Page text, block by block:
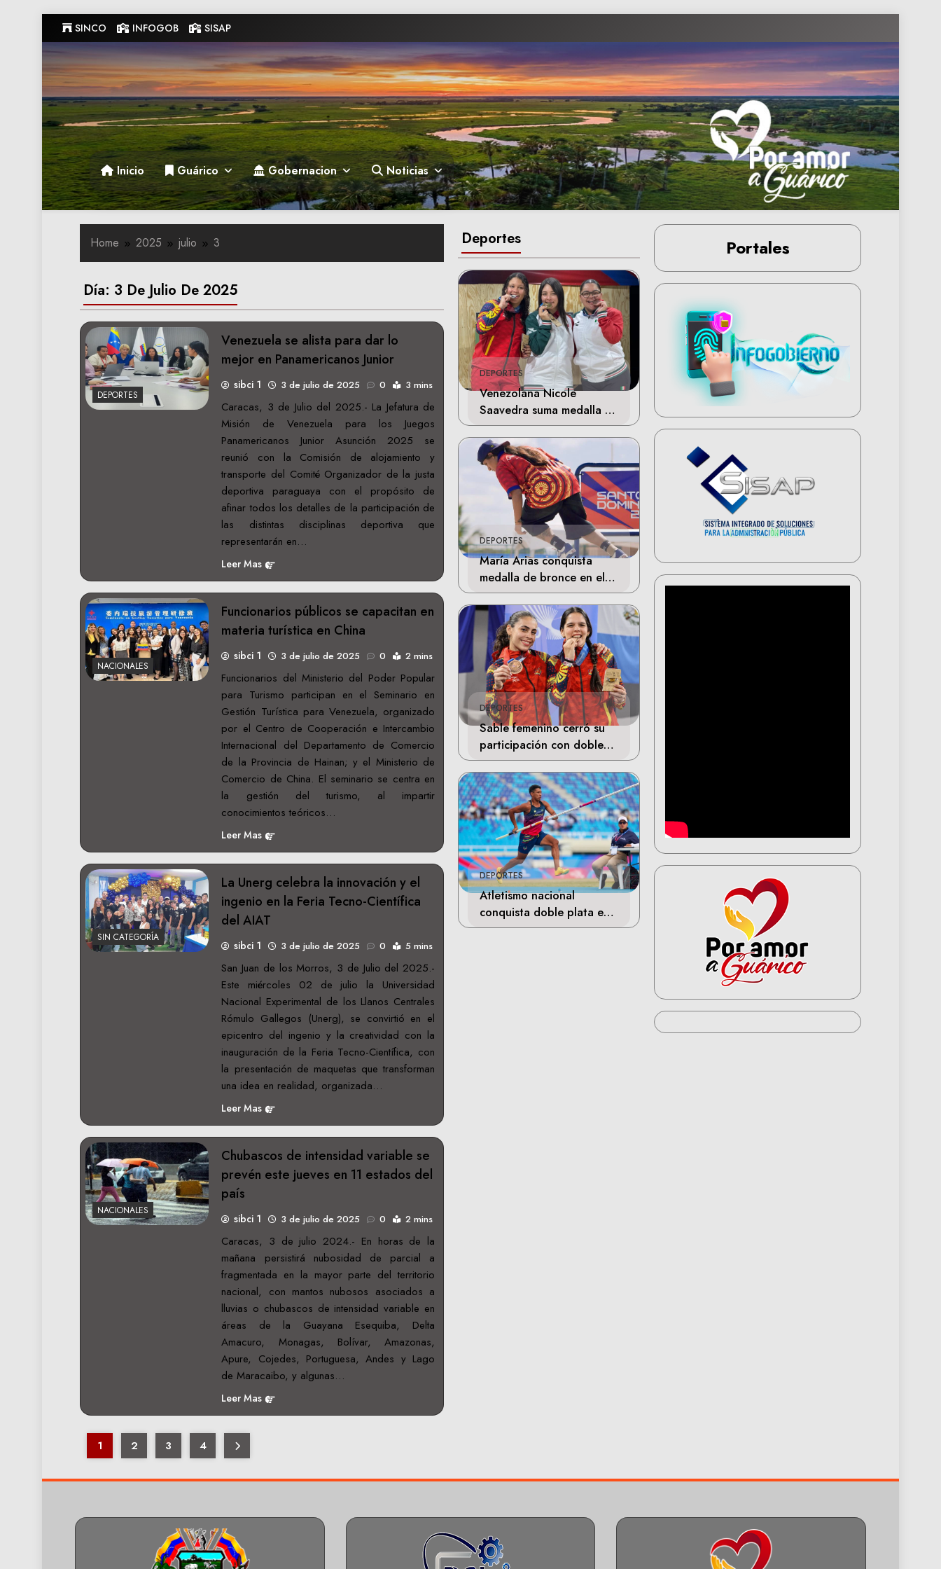
to
content
SINCO INFOGOB SISAP
Gobernacion de Guarico
Gobernacion de Guarico
Inicio Guárico Gobernacion Noticias
Deportes
DEPORTES
Venezolana Nicole
Saavedra suma medalla de
plata en la final de Tiro
Deportivo
DEPORTES
María Arias conquista
medalla de bronce en el
skateboarding de los
Juegos Centroamericanos
DEPORTES
Sable femenino cerró su
participación con doble
bronce en Santo Domingo
DEPORTES
Atletismo nacional
conquista doble plata en
Santo Domingo
Home 2025 julio 3
Día: 3 De Julio De 2025
DEPORTES
Venezuela se alista para dar lo
mejor en Panamericanos Junior
sibci 1 3 de julio de 2025 0 3 mins
Caracas, 3 de Julio del 2025.- La Jefatura de
Misión de Venezuela para los Juegos
Panamericanos Junior Asunción 2025 se
reunió con la Comisión de alojamiento y
transporte del Comité Organizador de la justa
deportiva paraguaya con el propósito de
afinar todos los detalles de la participación de
las distintas disciplinas deportiva que
representarán en…
Leer Mas
NACIONALES
Funcionarios públicos se capacitan en
materia turística en China
sibci 1 3 de julio de 2025 0 2 mins
Funcionarios del Ministerio del Poder Popular
para Turismo participan en el Seminario en
Gestión Turística para Venezuela, organizado
por el Centro de Cooperación e Intercambio
Internacional del Departamento de Comercio
de la Provincia de Hainan; y el Ministerio de
Comercio de China. El seminario se centra en
la gestión del turismo, al impartir
conocimientos teóricos…
Leer Mas
SIN CATEGORÍA
La Unerg celebra la innovación y el
ingenio en la Feria Tecno-Científica
del AIAT
sibci 1 3 de julio de 2025 0 5 mins
San Juan de los Morros, 3 de Julio del 2025.-
Este miércoles 02 de julio la Universidad
Nacional Experimental de los Llanos Centrales
Rómulo Gallegos (Unerg), se convirtió en el
epicentro del ingenio y la creatividad con la
inauguración de la Feria Tecno-Científica, con
la presentación de maquetas que transforman
una idea en realidad, organizada…
Leer Mas
NACIONALES
Chubascos de intensidad variable se
prevén este jueves en 11 estados del
país
sibci 1 3 de julio de 2025 0 2 mins
Caracas, 3 de julio 2024.- En horas de la
mañana persistirá nubosidad de parcial a
fragmentada en la mayor parte del territorio
nacional, con mantos nubosos asociados a
lluvias o chubascos de intensidad variable en
áreas de la Guayana Esequiba, Delta
Amacuro, Monagas, Bolívar, Amazonas,
Apure, Cojedes, Portuguesa, Andes y Lago
de Maracaibo, y algunas…
Leer Mas
1 2 3 4
Portales